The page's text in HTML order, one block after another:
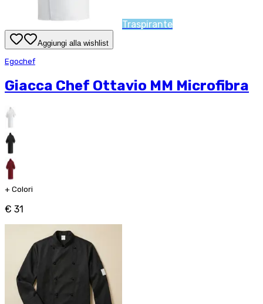
Traspirante
Aggiungi alla wishlist
Egochef
Giacca Chef Ottavio MM Microfibra
+ Colori
€ 31